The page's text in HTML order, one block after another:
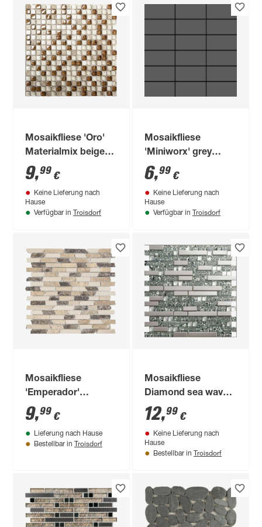
Mosaikfliese 'Oro'
Materialmix beige
30 x 30 cm
9,99 €
Keine Lieferung nach
Hause
Verfügbar in Troisdorf
Mosaikfliese
'Miniworx' grey
glossy 29,7 x 29,7 x
0,6 cm
6,99 €
Keine Lieferung nach
Hause
Verfügbar in Troisdorf
Mosaikfliese
'Emperador'
Naturstein
beige/grau/braun 30
x 30 cm
9,99 €
Lieferung nach Hause
Bestellbar in Troisdorf
Mosaikfliese
Diamond sea wave
29,8 x 30,4 cm
12,99 €
Keine Lieferung nach
Hause
Bestellbar in Troisdorf